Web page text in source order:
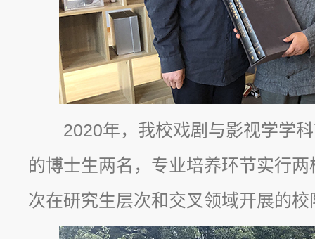
2020年，我校戏剧与影视学学
的博士生两名，专业培养环节实行
次在研究生层次和交叉领域开展的校